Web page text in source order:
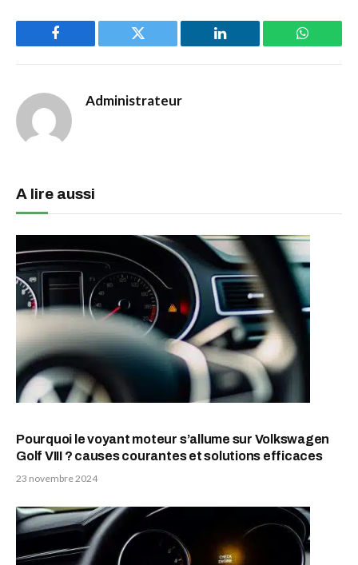
Facebook Twitter LinkedIn
Administrateur
A lire aussi
Pourquoi le voyant moteur s’allume sur Volkswagen
Golf VIII ? causes courantes et solutions efficaces
23 novembre 2024